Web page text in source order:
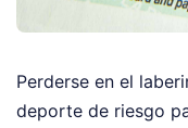
Perderse en el
deporte de riesgo